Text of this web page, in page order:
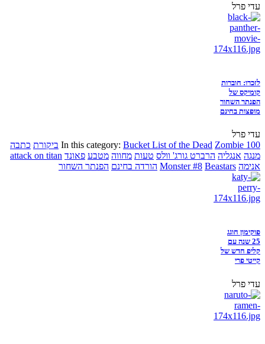
עדי פרל
לזכרו: חוברות
קומיקס של
הפנתר השחור
מופצות בחינם
עדי פרל
In this category: Bucket List of the Dead Zombie 100 ביקורת כתבה
מנגה אנגליה הרברט גורג' וולס טעות מחווה מטבע פאונד attack on titan
אנימה
Monster #8 Beastars הורדה בחינם הפנתר השחור
פוקימון חוגג
25 שנה עם
קליפ חדש של
קייטי פרי
עדי פרל